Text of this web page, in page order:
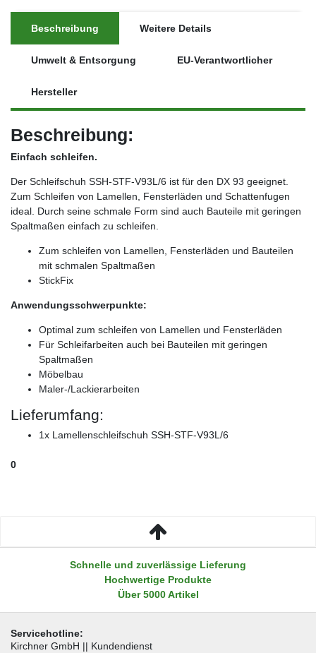
Beschreibung Weitere Details
Umwelt & Entsorgung EU-Verantwortlicher
Hersteller
Beschreibung:
Einfach schleifen.
Der Schleifschuh SSH-STF-V93L/6 ist für den DX 93 geeignet.
Zum Schleifen von Lamellen, Fensterläden und Schattenfugen
ideal. Durch seine schmale Form sind auch Bauteile mit geringen
Spaltmaßen einfach zu schleifen.
Zum schleifen von Lamellen, Fensterläden und Bauteilen
mit schmalen Spaltmaßen
StickFix
Anwendungsschwerpunkte:
Optimal zum schleifen von Lamellen und Fensterläden
Für Schleifarbeiten auch bei Bauteilen mit geringen
Spaltmaßen
Möbelbau
Maler-/Lackierarbeiten
Lieferumfang:
1x Lamellenschleifschuh SSH-STF-V93L/6
0
Schnelle und zuverlässige Lieferung
Hochwertige Produkte
Über 5000 Artikel
Servicehotline:
Kirchner GmbH || Kundendienst